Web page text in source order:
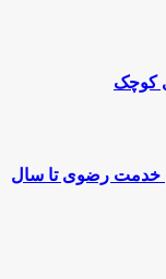
خدمت رضوی تا سال